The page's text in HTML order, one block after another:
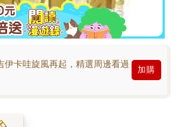
卡哇旋風再起，精選周邊看過
加購